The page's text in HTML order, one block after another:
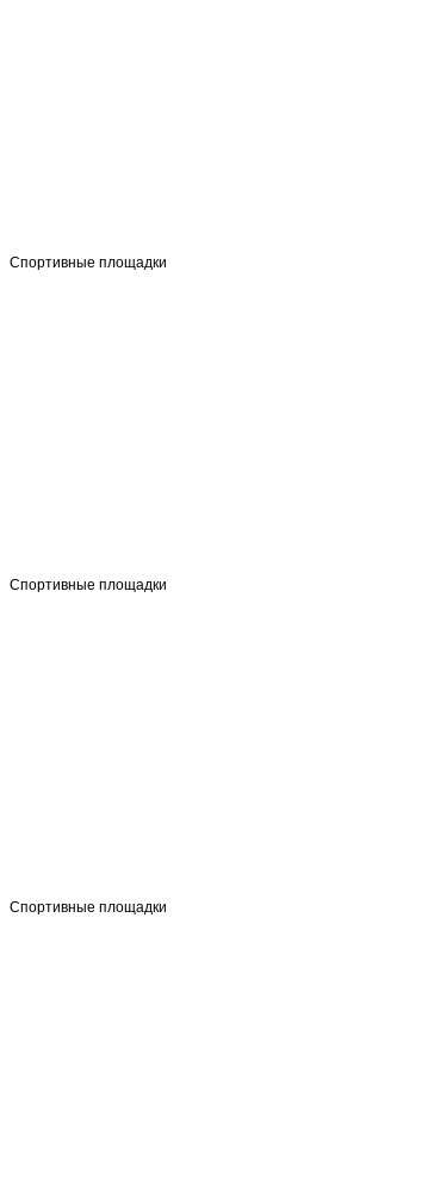
Спортивные площадки
Спортивные площадки
Спортивные площадки